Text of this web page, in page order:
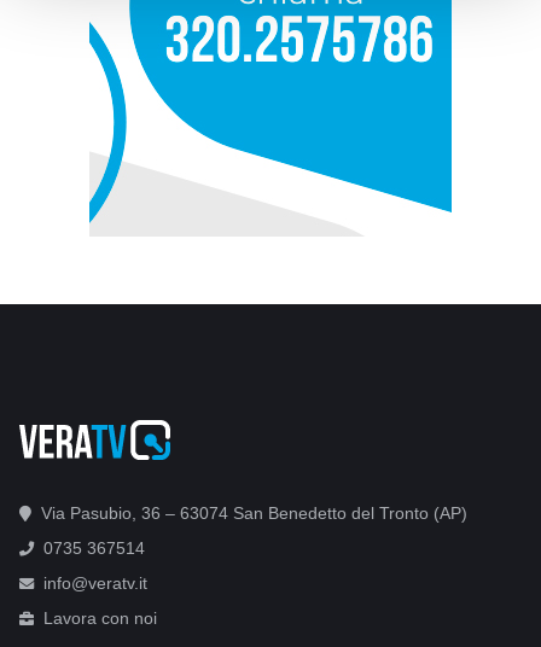
Via Pasubio, 36 – 63074 San Benedetto del Tronto (AP)
0735 367514
info@veratv.it
Lavora con noi